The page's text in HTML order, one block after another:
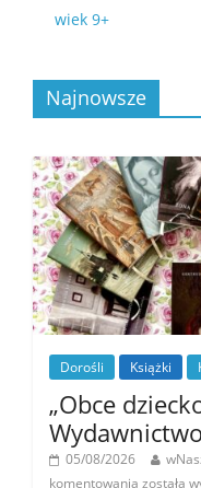
wiek 9+
Najnowsze
Dorośli Książki
„Obce
05/08/2026
komentowania została